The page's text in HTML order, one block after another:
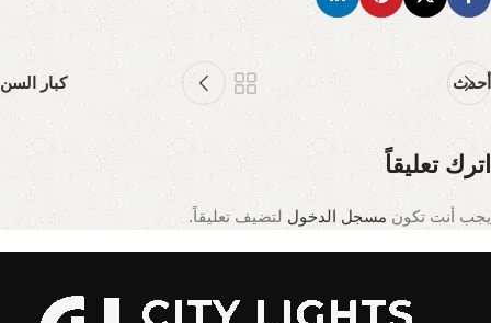
أحدث كبار السن
اترك تعليقاً
يجب أنت تكون مسجل الدخول لتضيف تعليقاً.